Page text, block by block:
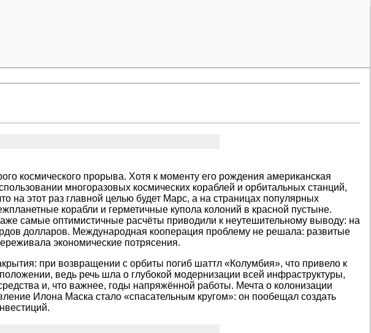
космического прорыва. Хотя к моменту его рождения американская
многоразовых космических кораблей и орбитальных станций,
на этот раз главной целью будет Марс, а на страницах популярных
корабли и герметичные купола колоний в красной пустыне.
самые оптимистичные расчёты приводили к неутешительному выводу: на
долларов. Международная кооперация проблему не решала: развитые
экономические потрясения.
при возвращении с орбиты погиб шаттл «Колумбия», что привело к
ведь речь шла о глубокой модернизации всей инфраструктуры,
и, что важнее, годы напряжённой работы. Мечта о колонизации
Илона Маска стало «спасательным кругом»: он пообещал создать